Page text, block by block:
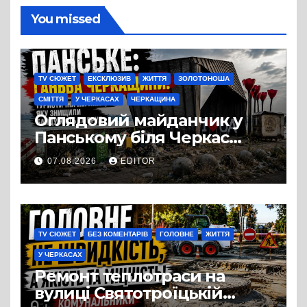
You missed
TV СЮЖЕТ ЕКСКЛЮЗИВ ЖИТТЯ ЗОЛОТОНОША
СМІТТЯ У ЧЕРКАСАХ ЧЕРКАЩИНА
Оглядовий майданчик у
Панському біля Черкас
перетворився на занедбане
сміттєзвалище
07.08.2026 EDITOR
TV СЮЖЕТ БЕЗ КОМЕНТАРІВ ГОЛОВНЕ ЖИТТЯ
У ЧЕРКАСАХ
Ремонт теплотраси на
вулиці Святотроїцькій